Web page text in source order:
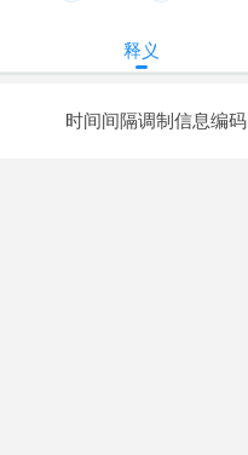
释义
时间间隔调制信息编码